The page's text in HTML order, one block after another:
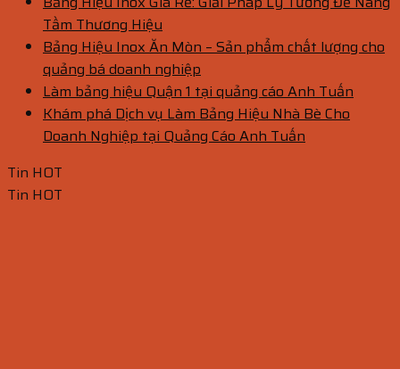
Tầm Thương Hiệu
Bảng Hiệu Inox Ăn Mòn – Sản phẩm chất lượng cho
quảng bá doanh nghiệp
Làm bảng hiệu Quận 1 tại quảng cáo Anh Tuấn
Khám phá Dịch vụ Làm Bảng Hiệu Nhà Bè Cho
Doanh Nghiệp tại Quảng Cáo Anh Tuấn
Tin HOT
Tin HOT